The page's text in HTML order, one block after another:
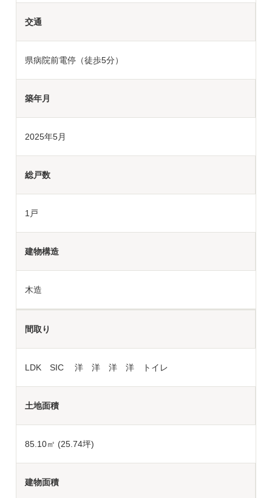
交通
県病院前電停（徒歩5分）
築年月
2025年5月
総戸数
1戸
建物構造
木造
間取り
LDK SIC 洋 洋 洋 洋 トイレ
土地面積
85.10㎡ (25.74坪)
建物面積